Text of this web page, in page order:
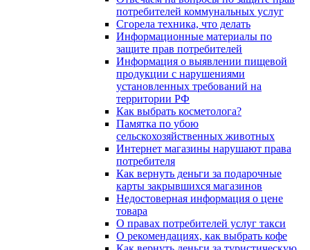
потребителей коммунальных услуг
Сгорела техника, что делать
Информационные материалы по
защите прав потребителей
Информация о выявлении пищевой
продукции с нарушениями
установленных требований на
территории РФ
Как выбрать косметолога?
Памятка по убою
сельскохозяйственных животных
Интернет магазины нарушают права
потребителя
Как вернуть деньги за подарочные
карты закрывшихся магазинов
Недостоверная информация о цене
товара
О правах потребителей услуг такси
О рекомендациях, как выбрать кофе